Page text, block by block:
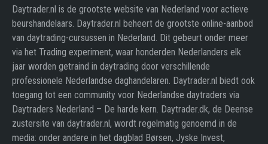
Daytrader.nl is de grootste website van Nederland voor actieve
beurshandelaars. Daytrader.nl beheert de grootste online-aanbod
van daytrading-cursussen in Nederland. Dit gebeurt onder meer
via het Trading experiment, waar honderden Nederlanders elk
jaar worden getraind in daytrading door verschillende
professionele Nederlandse daghandelaren. Daytrader.nl biedt ook
toegang tot een community voor Nederlandse daytraders via
Daytraders Nederland – De harde kern. Daytrader.dk, de Deense
zustersite van daytrader.nl, wordt regelmatig genoemd in de
media: onder andere in het dagblad Børsen, Jyske Invest,